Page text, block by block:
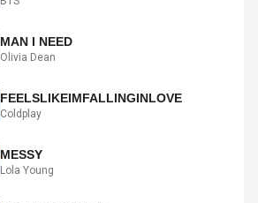
MAN I NEED
Olivia Dean
FEELSLIKEIMFALLINGINLOVE
Coldplay
MESSY
Lola Young